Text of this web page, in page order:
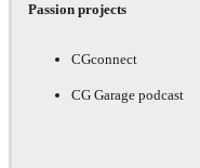
Passion projects
CGconnect
CG Garage podcast